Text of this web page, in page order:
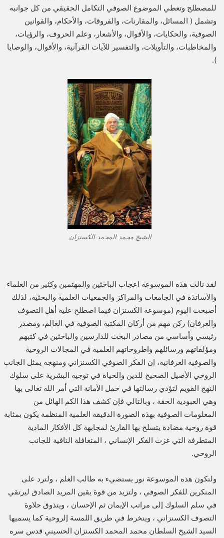
للمصطلح وتعطي الموضوع الصوفي التكامل الحقيقي من كل جوانبه
وتشمل ( المسائل، والمقارنات، والفروقات، والأحكام، والقوانين
الصوفية، والحكايات، والأقوال، والأشعار، وعلم الحروف، والرؤيات،
والمخاطبات، والتأويلات، والتفسير للآيات القرآنية، والأقوال، والوصايا
).
الشيخ محمد المحمد الكسنزان
لقد نالت هذه الموسوعة اعجاب الباحثين والمهتمين وكثير من العلماء
والأساتذة في الجامعات والمراكز والجمعيات العلمية والبحثية، لذلك
أصبحت اليوم (موسوعة الكسنزان فيما اصطلح عليه أهل التصوف
والعرفان) ركن مهم من أركان المكتبة الصوفية في العالم، ومصدر
رئيسي وأساسي من مصادر البحث للدارسين والباحثين في كتبهم
ومؤلفاتهم ورسائلهم واطروحاتهم العلمية في المجالات الروحية
والصوفية العرفانية، إن الفكر الصوفي الكسنزاني ومنهجه يمثل الجانب
الروحي الأصيل الصحيح للدين والحياة في توجيه البشرية على سلوك
النهج القويم لتؤدي رسالتها في حمل الأمانة التي أمر الله تعالى بها
وهي العبودية الحقة ، وبالتالي فإن كشف هذا الكم الهائل من
المعلومات الصوفية بهذه الصورة الدقيقة العلمية المنظمة يكون بمثابة
قوة روحية مضادة يتسلح بها القارئ لمجابهة كل الأفكار المادية
المتطرفة التي غزت الفكر الإنساني ، المتغافلة النافية للجانب
الروحي.
ولتكون هذه الموسوعة نور يستضيء به طالب العلم ، ولترد على
المنكرين للفكر الصوفي ، ولتزيد من قوة يقين المريد الصادق ليرتقي
في سلم السلوك إلى مراتب الإيمان ثم الإحسان ، ويتذوق حلاوة
التصوف الكسنزاني ، وينخرط في طريق اللمسة إلروحية كما يسميها
السيد الشيخ السلطان محمد المحمد الكسنزان الحسيني قدس سره